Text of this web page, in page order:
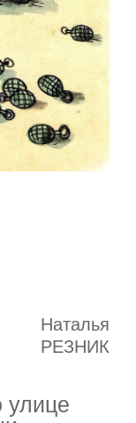
Наталья
РЕЗНИК
улице